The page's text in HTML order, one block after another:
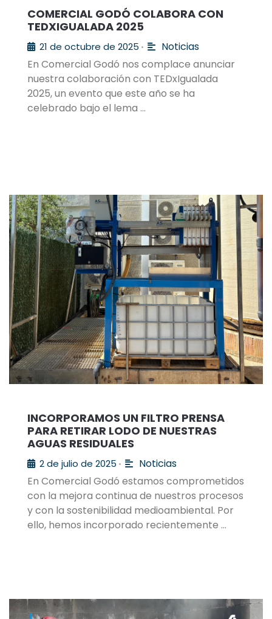
COMERCIAL GODÓ COLABORA CON
TEDXIGUALADA 2025
21 de octubre de 2025 •
Noticias
En Comercial Godó nos complace anunciar
nuestra colaboración con TEDxIgualada
2025, un evento que este año se ha
celebrado bajo el lema …
INCORPORAMOS UN FILTRO PRENSA
PARA RETIRAR LODO DE NUESTRAS
AGUAS RESIDUALES
2 de julio de 2025 •
Noticias
En Comercial Godó estamos comprometidos
con la mejora continua de nuestros procesos
y con la sostenibilidad medioambiental. Por
ello, hemos incorporado recientemente …